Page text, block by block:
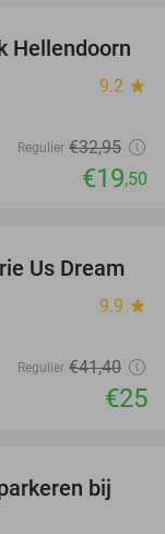
41%
Hellendoorn
9.2 star
Regulier €32,95
€19,50
40%
Us Dream
9.9 star
Regulier €41,40
€25
63%
bij